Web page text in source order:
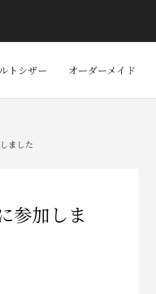
トシザー オーダーメイド
ました
参加しま